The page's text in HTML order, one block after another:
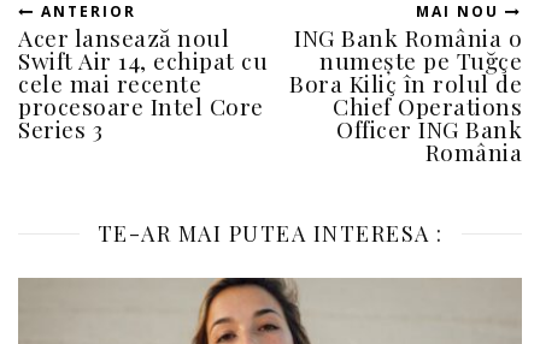
ANTERIOR
Acer lansează noul
Swift Air 14, echipat cu
cele mai recente
procesoare Intel Core
Series 3
MAI NOU
ING Bank România o
numește pe Tuğçe
Bora Kiliç în rolul de
Chief Operations
Officer ING Bank
România
TE-AR MAI PUTEA INTERESA :